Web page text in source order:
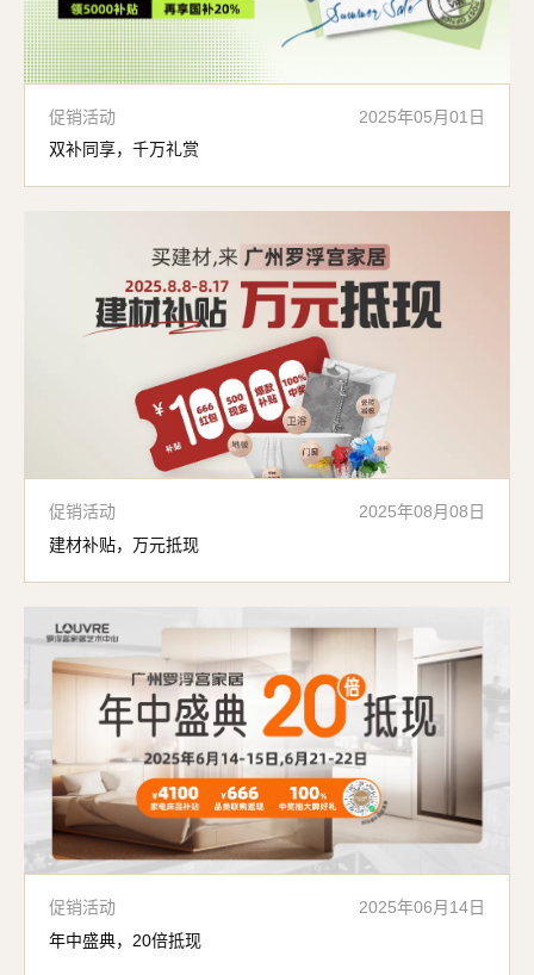
促销活动
2025年05月01日
双补同享，千万礼赏
促销活动
2025年08月08日
建材补贴，万元抵现
促销活动
2025年06月14日
年中盛典，20倍抵现